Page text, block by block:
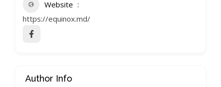
Website
https://equinox.md/
Author Info